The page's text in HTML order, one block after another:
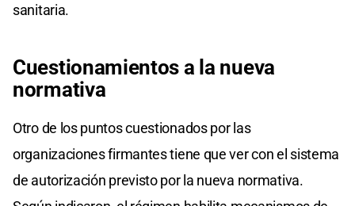
sanitaria.
Cuestionamientos a la nueva
normativa
Otro de los puntos cuestionados por las
organizaciones firmantes tiene que ver con el sistema
de autorización previsto por la nueva normativa.